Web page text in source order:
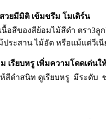
วยมีมิติ เข้มขรึม โมเดิร์น
อสีของสีย้อมไม้สีดำ ตรา3ลู
ประสาน ไม้อัด หรือแม้แต่วีเนี
เรียบหรู เพิ่มความโดดเด่น
สีดำสนิท ดูเรียบหรู มีระดับ